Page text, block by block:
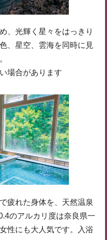
、光輝く星々をはっきり
、星空、雲海を同時に見
場合があります
疲れた身体を、天然温泉
のアルカリ度は奈良県一
性にも大人気です。入浴